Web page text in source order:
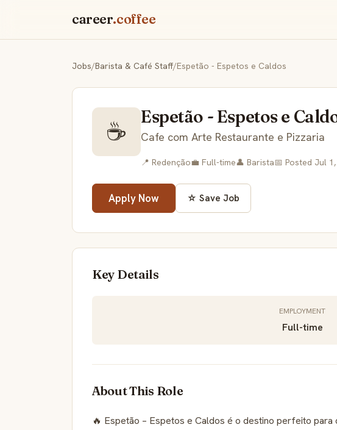
career.coffee
Jobs/Barista & Café Staff/Espetão - Espetos e Caldos
☕ Espetão - Espetos e
Cafe com Arte Restaurante e Pizzaria
📍 Redenção💼 Full-time👤 Barista📅 Posted Jul
Apply Now ☆ Save Job
Key Details
EMPLOYMENT
Full-time
About This Role
🔥 Espetão – Espetos e Caldos é o destino perfeito para